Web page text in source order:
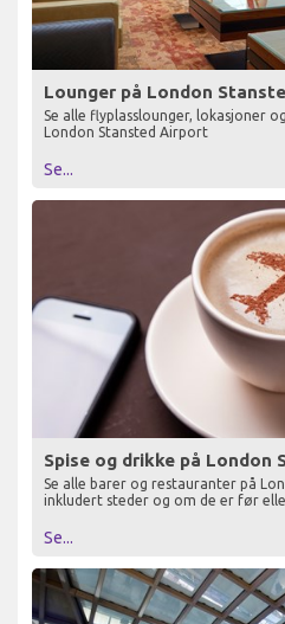
Lounger på London
Se alle flyplasslounger, lokasjoner
London Stansted Airport
Se...
Spise og drikke på London
Se alle barer og restauranter på
inkludert steder og om de er før
Se...